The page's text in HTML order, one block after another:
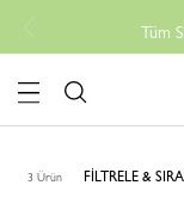
Tüm
3 Ürün FILTRELE &